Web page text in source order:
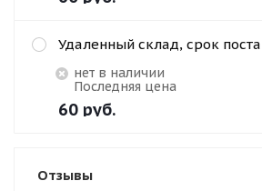
Удаленный склад, срок
Нет в наличии
Последняя цена
60 руб.
Отзывы